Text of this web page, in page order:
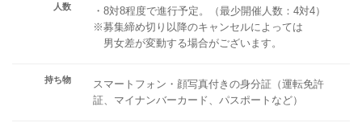
人数
・8対8程度で進行予定。（最少開催人数：4対4）
※募集締め切り以降のキャンセルによっては
男女差が変動する場合がございます。
持ち物
スマートフォン・顔写真付きの身分証（運転免許
証、マイナンバーカード、パスポートなど）